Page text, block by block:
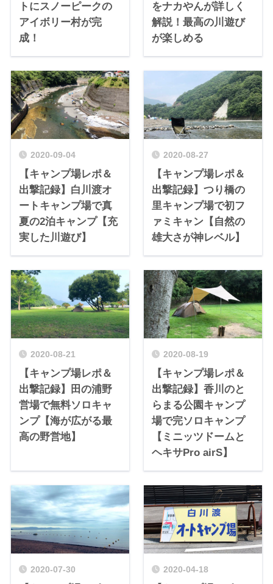
トにスノーピークの
アイボリー村が完
成！
をナカやんが詳しく
解説！最高の川遊び
が楽しめる
2020-09-04
【キャンプ場レポ＆
出撃記録】白川渡オ
ートキャンプ場で真
夏の2泊キャンプ【充
実した川遊び】
2020-08-27
【キャンプ場レポ＆
出撃記録】つり橋の
里キャンプ場で初フ
ァミキャン【自然の
雄大さが神レベル】
2020-08-21
【キャンプ場レポ＆
出撃記録】田の浦野
営場で無料ソロキャ
ンプ【海が広がる最
高の野営地】
2020-08-19
【キャンプ場レポ＆
出撃記録】香川のと
らまる公園キャンプ
場で完ソロキャンプ
【ミニッツドームと
ヘキサPro airS】
2020-07-30 2020-04-18